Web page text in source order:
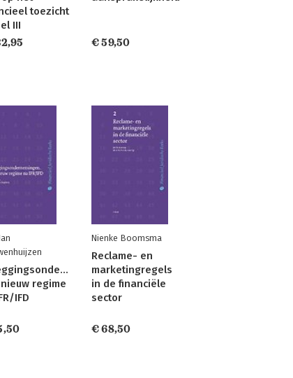
toezicht
III
€ 59,50
regime
IFD
Nienke Boomsma
Reclame- en
marketingregels
in de financiële
sector
€ 68,50